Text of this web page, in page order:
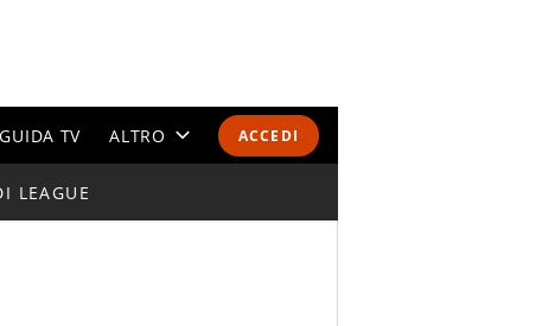
ACCEDI
GUIDA TV ALTRO
LEAGUE